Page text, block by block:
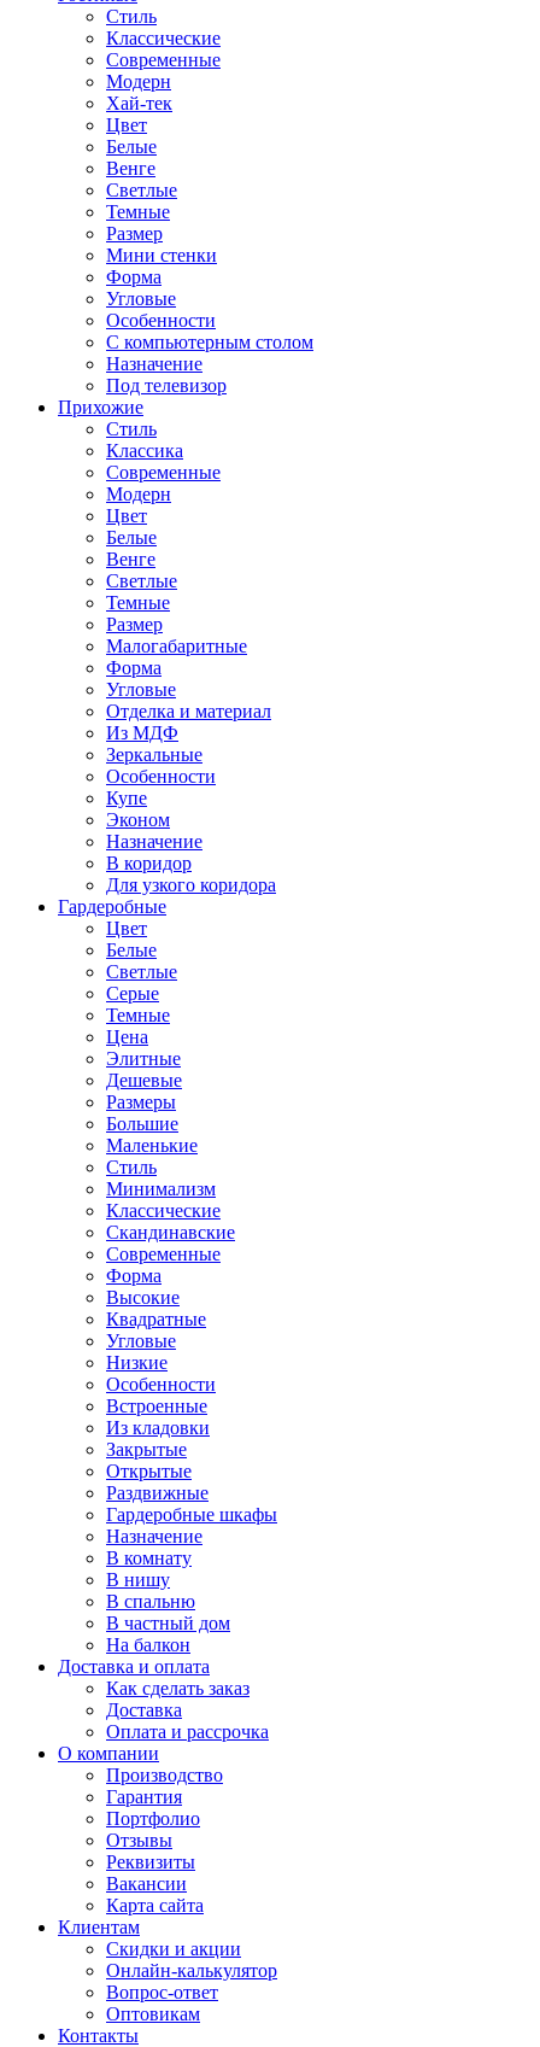
Стиль
Классические
Современные
Модерн
Хай-тек
Цвет
Белые
Венге
Светлые
Темные
Размер
Мини стенки
Форма
Угловые
Особенности
С компьютерным столом
Назначение
Под телевизор
Прихожие
Стиль
Классика
Современные
Модерн
Цвет
Белые
Венге
Светлые
Темные
Размер
Малогабаритные
Форма
Угловые
Отделка и материал
Из МДФ
Зеркальные
Особенности
Купе
Эконом
Назначение
В коридор
Для узкого коридора
Гардеробные
Цвет
Белые
Светлые
Серые
Темные
Цена
Элитные
Дешевые
Размеры
Большие
Маленькие
Стиль
Минимализм
Классические
Скандинавские
Современные
Форма
Высокие
Квадратные
Угловые
Низкие
Особенности
Встроенные
Из кладовки
Закрытые
Открытые
Раздвижные
Гардеробные шкафы
Назначение
В комнату
В нишу
В спальню
В частный дом
На балкон
Доставка и оплата
Как сделать заказ
Доставка
Оплата и рассрочка
О компании
Производство
Гарантия
Портфолио
Отзывы
Реквизиты
Вакансии
Карта сайта
Клиентам
Скидки и акции
Онлайн-калькулятор
Вопрос-ответ
Оптовикам
Контакты